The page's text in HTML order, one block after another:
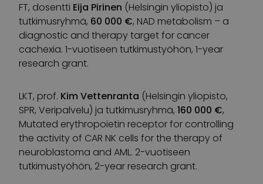
FT, dosentti Eija Pirinen (Helsingin yliopisto) ja
tutkimusryhmä, 60 000 €, NAD metabolism – a
diagnostic and therapy target for cancer
cachexia. 1-vuotiseen tutkimustyöhön, 1-year
research grant.
LKT, prof. Kim Vettenranta (Helsingin yliopisto,
SPR, Veripalvelu) ja tutkimusryhmä, 160 000 €,
Mutated erythropoietin receptor for controlling
the activity of CAR NK cells for the therapy of
neuroblastoma and AML. 2-vuotiseen
tutkimustyöhön, 2-year research grant.